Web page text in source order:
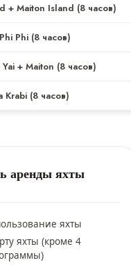
+ Maiton Island (8 часов)
Phi (8 часов)
+ Maiton (8 часов)
Krabi (8 часов)
аренды яхты
яхты
яхты (кроме 4